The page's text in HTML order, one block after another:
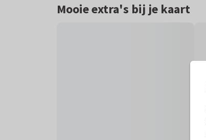
Mooie extra's bij je kaart